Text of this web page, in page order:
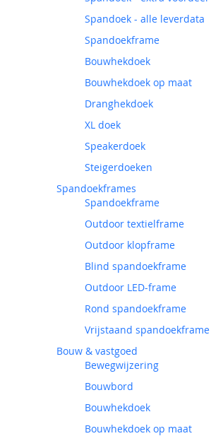
Spandoek - alle leverdata
Spandoekframe
Bouwhekdoek
Bouwhekdoek op maat
Dranghekdoek
XL doek
Speakerdoek
Steigerdoeken
Spandoekframes
Spandoekframe
Outdoor textielframe
Outdoor klopframe
Blind spandoekframe
Outdoor LED-frame
Rond spandoekframe
Vrijstaand spandoekframe
Bouw & vastgoed
Bewegwijzering
Bouwbord
Bouwhekdoek
Bouwhekdoek op maat